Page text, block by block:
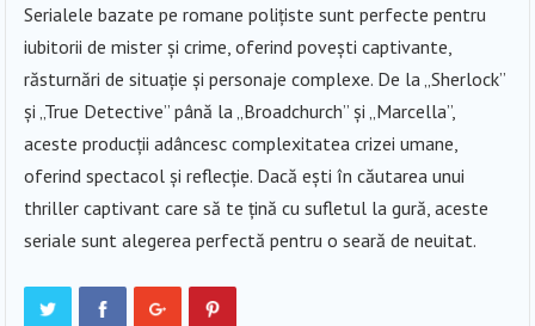
Serialele bazate pe romane polițiste sunt perfecte pentru
iubitorii de mister și crime, oferind povești captivante,
răsturnări de situație și personaje complexe. De la „Sherlock”
și „True Detective” până la „Broadchurch” și „Marcella”,
aceste producții adâncesc complexitatea crizei umane,
oferind spectacol și reflecție. Dacă ești în căutarea unui
thriller captivant care să te țină cu sufletul la gură, aceste
seriale sunt alegerea perfectă pentru o seară de neuitat.